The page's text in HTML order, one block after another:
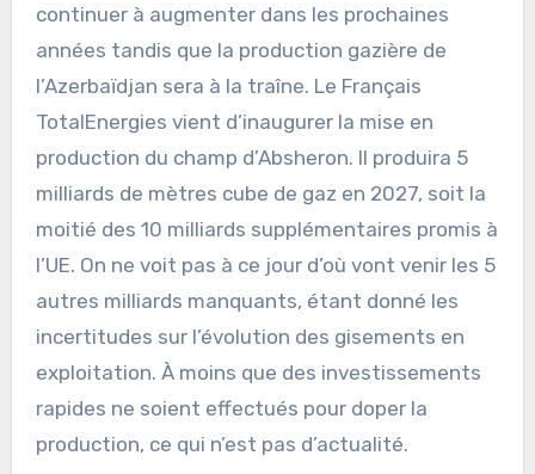
continuer à augmenter dans les prochaines
années tandis que la production gazière de
l’Azerbaïdjan sera à la traîne. Le Français
TotalEnergies vient d’inaugurer la mise en
production du champ d’Absheron. Il produira 5
milliards de mètres cube de gaz en 2027, soit la
moitié des 10 milliards supplémentaires promis à
l’UE. On ne voit pas à ce jour d’où vont venir les 5
autres milliards manquants, étant donné les
incertitudes sur l’évolution des gisements en
exploitation. À moins que des investissements
rapides ne soient effectués pour doper la
production, ce qui n’est pas d’actualité.